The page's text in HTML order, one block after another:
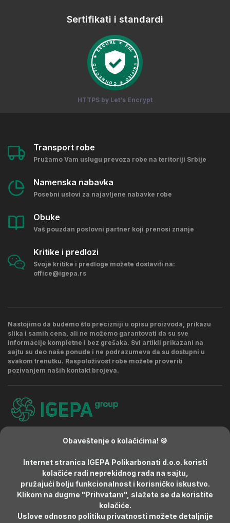
Sertifikati i standardi
HTTPS by Let's Encrypt
Transport robe
Pružamo Vam uslugu prevoza robe na teritoriji Srbije
Namenska nabavka
Posebni uslovi za najavljene nabavke robe
Obuke
Vaš pouzdan poslovni partner koji prenosi znanje
Kritike i predlozi
Svoje kritike i predloge možete dostaviti na:
office@igepa.rs
Nastojimo da budemo što precizniji u opisu proizvoda, prikazu
slika i samih cena, ali ne možemo garantovati da su sve
informacije kompletne i bez grešaka. Svi artikli prikazani na
sajtu su deo naše ponude i ne podrazumeva da su dostupni u
svakom trenutku. Raspoloživost robe možete proveriti
pozivanjem naših kontakt brojeva.
Politika privatnosti Najčešća pitanja
IGEPA Polikarbonati
Obaveštenje o kolačićima! 🍪
Internet stranica IGEPA Polikarbonati d.o.o. koristi
kolačiće radi neprekidnog rada na sajtu,
pružajući bolju funkcionalnost i korisničko iskustvo.
Klikom na dugme "Prihvatam", slažete se da koristite
kolačiće.
Uslove odnosno politiku privatnosti možete detaljnije